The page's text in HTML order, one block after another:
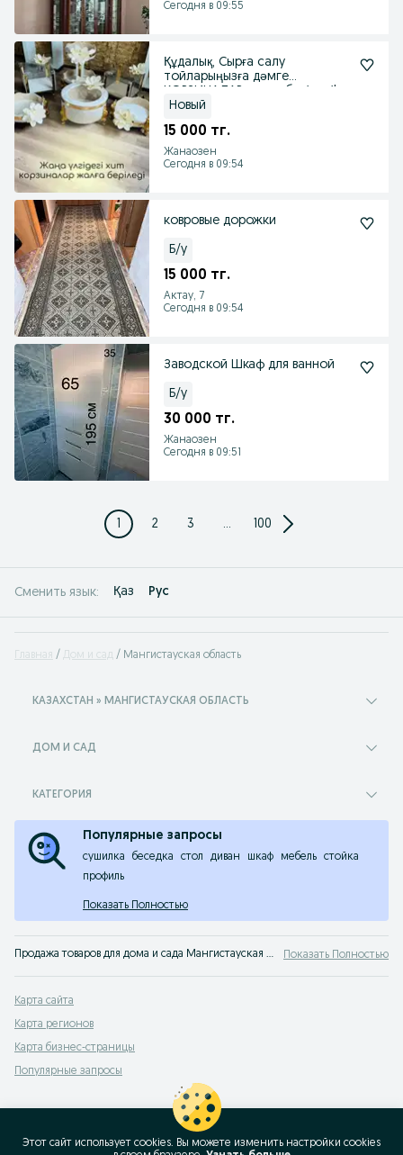
Сегодня в 09:55
Құдалық, Сырға салу
тойларыңызға дәмге
Новый
15 000 тг.
Жанаозен
Сегодня в 09:54
ковровые дорожки
Б/у
15 000 тг.
Актау, 7
Сегодня в 09:54
Заводской Шкаф для ванной
Б/у
30 000 тг.
Жанаозен
Сегодня в 09:51
1 2 3 ... 100
Сменить язык: Қаз Рус
Главная Дом и сад Мангистауская область
КАЗАХСТАН » МАНГИСТАУСКАЯ ОБЛАСТЬ
ДОМ И САД
КАТЕГОРИЯ
Популярные запросы
сушилка беседка стол диван шкаф мебель
стойка
профиль
Показать Полностью
Продажа товаров для дома и сада Мангистауская область. На сервисе объявлений OLX Мангистауская область легко и быстро можно купить товары для дома б/у. Покупай только лучшую мебель на OLX! Показать Полностью
Карта сайта
Карта регионов
Карта бизнес-страницы
Популярные запросы
Этот сайт использует cookies. Вы можете изменить настройки cookies